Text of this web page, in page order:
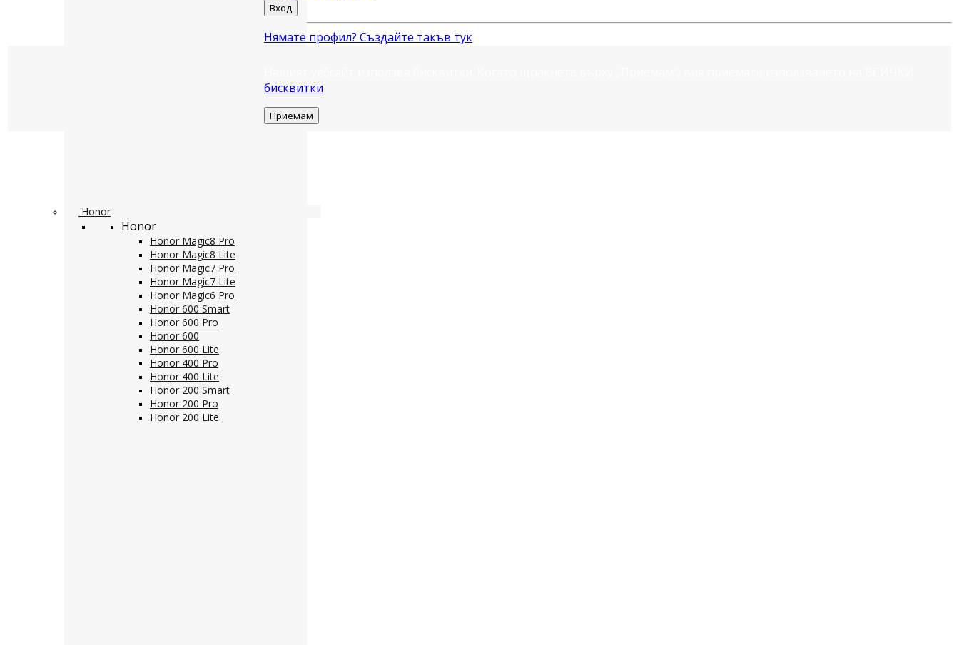
Honor
Honor
Honor Magic8 Pro
Honor Magic8 Lite
Honor Magic7 Pro
Honor Magic7 Lite
Honor Magic6 Pro
Honor 600 Smart
Honor 600 Pro
Honor 600
Honor 600 Lite
Honor 400 Pro
Honor 400 Lite
Honor 200 Smart
Honor 200 Pro
Honor 200 Lite
Вход
Нямате профил? Създайте такъв тук
бисквитки
Приемам